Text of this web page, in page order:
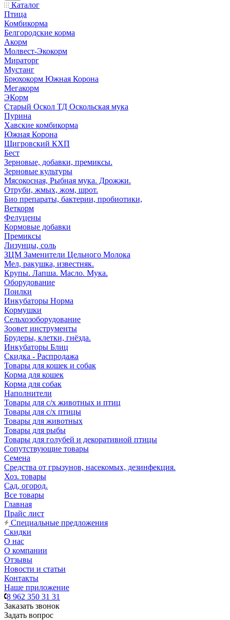
Каталог
Птица
Комбикорма
Белгородские корма
Акорм
Молвест-Экокорм
Мираторг
Мустанг
Брюхокорм Южная Корона
Мегакорм
ЭКорм
Старый Оскол ТД Оскольская мука
Пурина
Хавские комбикорма
Южная Корона
Щигровский КХП
Бест
Зерновые, добавки, премиксы.
Зерновые культуры
Мясокосная, Рыбная мука. Дрожжи.
Отруби, жмых, жом, шрот.
Био препараты, бактерии, пробиотики,
Веткорм
Фелуцены
Кормовые добавки
Премиксы
Лизунцы, соль
ЗЦМ Заменители Цельного Молока
Мел, ракушка, известняк.
Крупы. Лапша. Масло. Мука.
Оборудование
Поилки
Инкубаторы Норма
Кормушки
Сельхозоборудование
Зоовет инструменты
Брудеры, клетки, гнёзда.
Инкубаторы Блиц
Скидка - Распродажа
Товары для кошек и собак
Корма для кошек
Корма для собак
Наполнители
Товары для с/х животных и птиц
Товары для с/х птицы
Товары для животных
Товары для рыбы
Товары для голубей и декоративной птицы
Сопутствующие товары
Семена
Средства от грызунов, насекомых, дезинфекция.
Хоз. товары
Сад, огород.
Все товары
Главная
Прайс лист
Специальные предложения
Скидки
О нас
О компании
Отзывы
Новости и статьи
Контакты
Наше приложение
8 962 350 31 31
Заказать звонок
Задать вопрос